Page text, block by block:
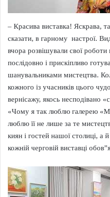
– Красива виставка! Яскрава,
сказати, в гарному настрої.
вчора розвішували свої роботи
послідовно і прискіпливо
шанувальниками мистецтва.
кожного із учасників цього
вернісажу, якось несподівано
«Чому я так люблю галерею
люблю її не лише за те
киян і гостей нашої столиці, а
кожній черговій виставці